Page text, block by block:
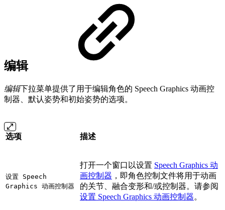
编辑
编辑下拉菜单提供了用于编辑角色的 Speech Graphics 动画控
制器、默认姿势和初始姿势的选项。
选项 描述
设置 Speech
Graphics 动画控制器
打开一个窗口以设置 Speech Graphics 动
画控制器 ，即角色控制文件将用于动画
的关节、融合变形和/或控制器。请参阅
设置 Speech Graphics 动画控制器。